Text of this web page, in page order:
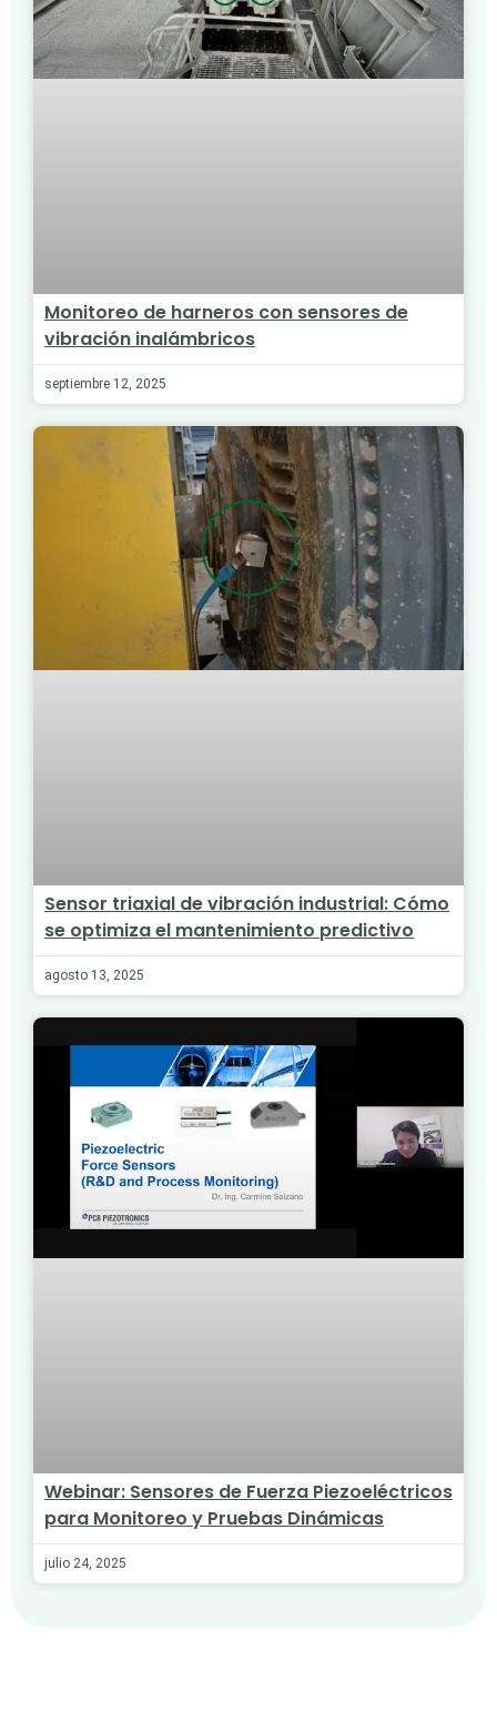
Monitoreo de harneros con sensores de
vibración inalámbricos
septiembre 12, 2025
Sensor triaxial de vibración industrial: Cómo
se optimiza el mantenimiento predictivo
agosto 13, 2025
Webinar: Sensores de Fuerza Piezoeléctricos
para Monitoreo y Pruebas Dinámicas
julio 24, 2025